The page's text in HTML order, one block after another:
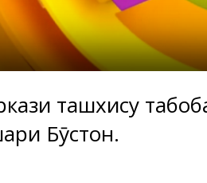
ташхису
Бӯстон.